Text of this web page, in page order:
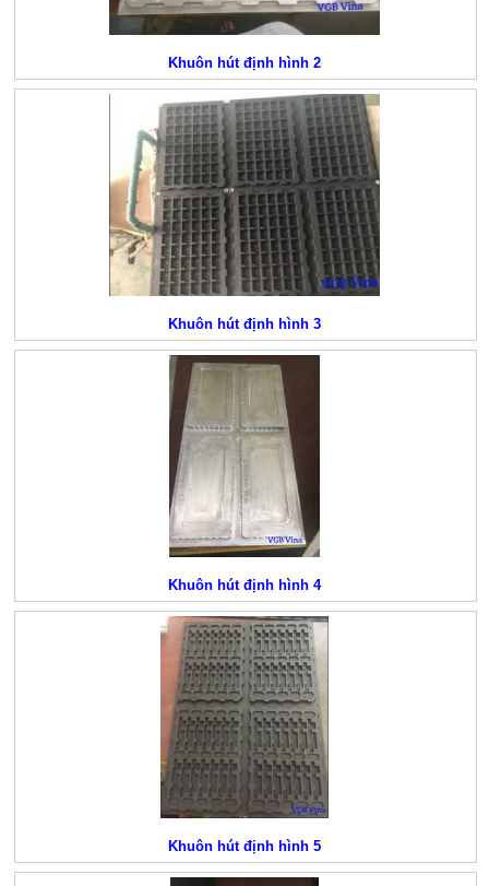
Khuôn hút định hình 2
Khuôn hút định hình 3
Khuôn hút định hình 4
Khuôn hút định hình 5